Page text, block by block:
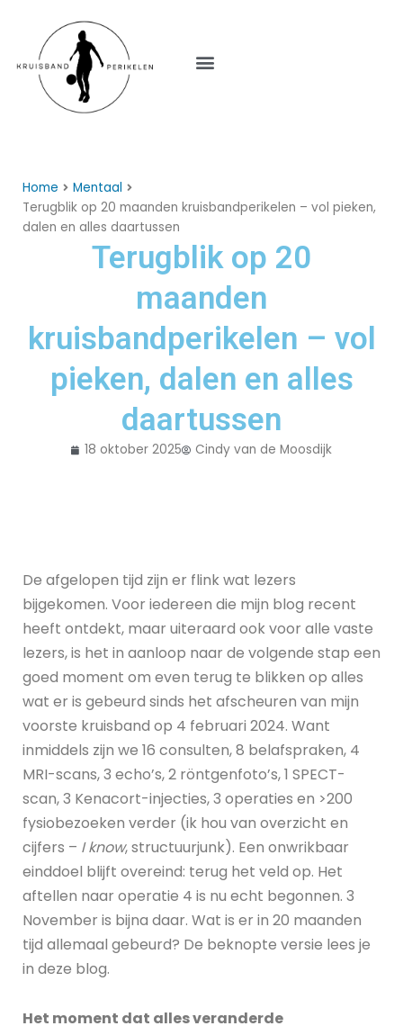
Menu
Home
Mentaal
Terugblik op 20 maanden kruisbandperikelen – vol pieken,
dalen en alles daartussen
Terugblik op 20
maanden
kruisbandperikelen – vol
pieken, dalen en alles
daartussen
18 oktober 2025 Cindy van de Moosdijk
De afgelopen tijd zijn er flink wat lezers
bijgekomen. Voor iedereen die mijn blog recent
heeft ontdekt, maar uiteraard ook voor alle vaste
lezers, is het in aanloop naar de volgende stap een
goed moment om even terug te blikken op alles
wat er is gebeurd sinds het afscheuren van mijn
voorste kruisband op 4 februari 2024. Want
inmiddels zijn we 16 consulten, 8 belafspraken, 4
MRI-scans, 3 echo’s, 2 röntgenfoto’s, 1 SPECT-
scan, 3 Kenacort-injecties, 3 operaties en >200
fysiobezoeken verder (ik hou van overzicht en
cijfers – I know, structuurjunk). Een onwrikbaar
einddoel blijft overeind: terug het veld op. Het
aftellen naar operatie 4 is nu echt begonnen. 3
November is bijna daar. Wat is er in 20 maanden
tijd allemaal gebeurd? De beknopte versie lees je
in deze blog.
Het moment dat alles veranderde